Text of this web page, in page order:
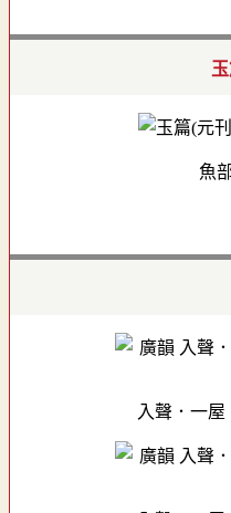
魚
入聲．一